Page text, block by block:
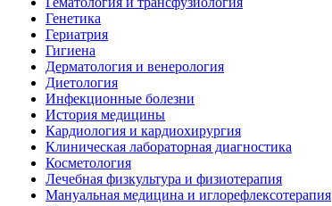
Генетика
Гериатрия
Гигиена
Дерматология и венерология
Диетология
Инфекционные болезни
История медицины
Кардиология и кардиохирургия
Клиническая лабораторная диагностика
Косметология
Лечебная физкультура и физиотерапия
Мануальная медицина и иглорефлексотерапия